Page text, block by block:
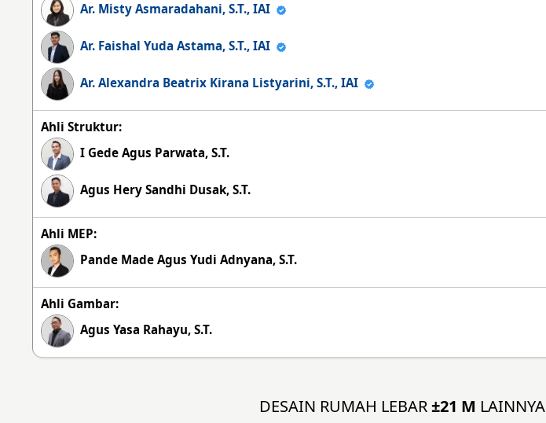
Ar. Misty Asmaradahani, S.T., IAI
Ar. Faishal Yuda Astama, S.T., IAI
Ar. Alexandra Beatrix Kirana Listyarini, S.T., IAI
Ahli Struktur:
I Gede Agus Parwata, S.T.
Agus Hery Sandhi Dusak, S.T.
Ahli MEP:
Pande Made Agus Yudi Adnyana, S.T.
Ahli Gambar:
Agus Yasa Rahayu, S.T.
DESAIN RUMAH LEBAR±21 M LAINNYA